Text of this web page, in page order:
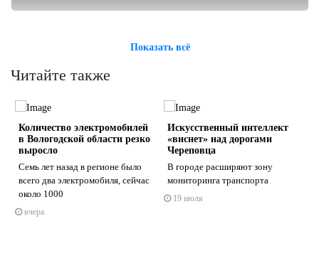
Показать всё
Читайте также
Количество электромобилей
в Вологодской области резко
выросло
Семь лет назад в регионе было
всего два электромобиля, сейчас
около 1000
вчера
Искусственный интеллект
«виснет» над дорогами
Череповца
В городе расширяют зону
мониторинга транспорта
19 июля